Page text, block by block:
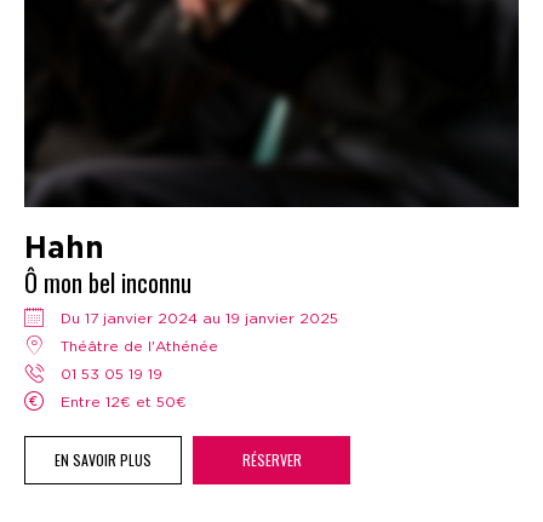
Hahn
Ô mon bel inconnu
Du 17 janvier 2024 au 19 janvier 2025
Théâtre de l'Athénée
01 53 05 19 19
Entre 12€ et 50€
EN SAVOIR PLUS RÉSERVER